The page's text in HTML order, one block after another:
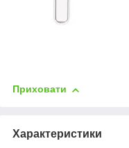
Приховати
Характеристики